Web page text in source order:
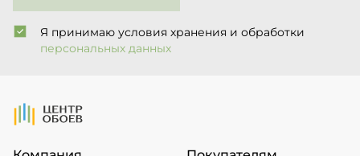
Я принимаю условия хранения и обработки
персональных данных
На Главную